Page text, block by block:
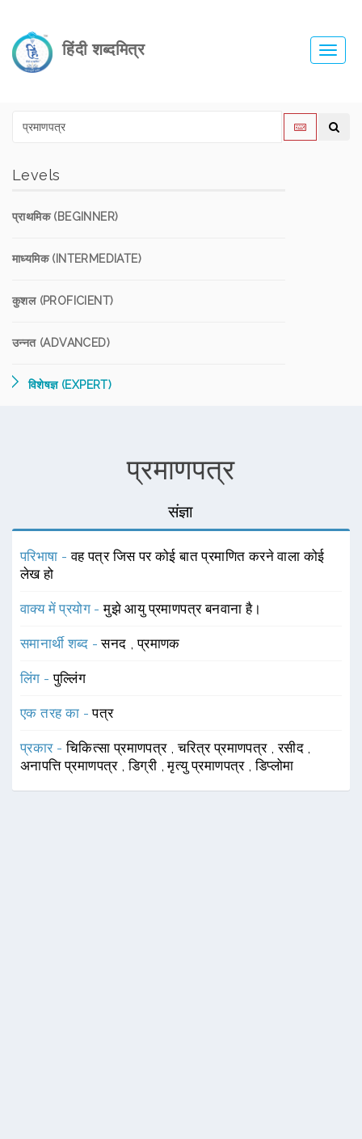
हिंदी शब्दमित्र
Levels
प्राथमिक (BEGINNER)
माध्यमिक (INTERMEDIATE)
कुशल (PROFICIENT)
उन्नत (ADVANCED)
विशेषज्ञ (EXPERT)
प्रमाणपत्र
संज्ञा
परिभाषा -वह पत्र जिस पर कोई बात प्रमाणित करने वाला कोई
लेख हो
वाक्य में प्रयोग -मुझे आयु प्रमाणपत्र बनवाना है।
समानार्थी शब्द -सनद ,प्रमाणक
लिंग -पुल्लिंग
एक तरह का -पत्र
प्रकार -चिकित्सा प्रमाणपत्र ,चरित्र प्रमाणपत्र ,रसीद ,
अनापत्ति प्रमाणपत्र ,डिग्री ,मृत्यु प्रमाणपत्र ,डिप्लोमा